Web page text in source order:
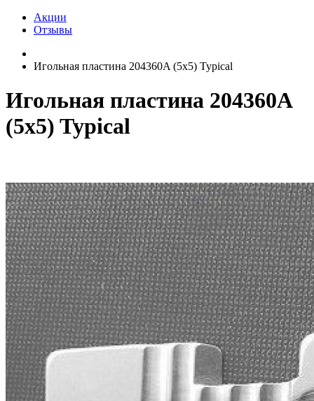
Акции
Отзывы
Игольная пластина 204360A (5x5) Typical
Игольная пластина 204360A
(5x5) Typical